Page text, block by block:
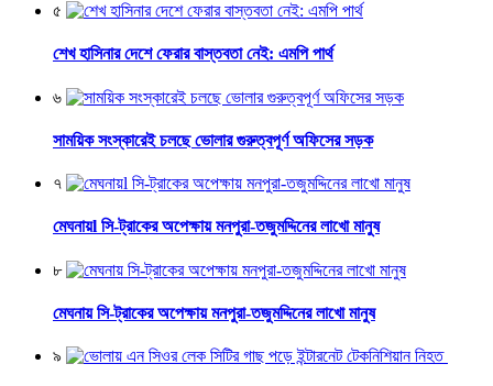
৫
শেখ হাসিনার দেশে ফেরার বাস্তবতা নেই: এমপি পার্থ
৬
সাময়িক সংস্কারেই চলছে ভোলার গুরুত্বপূর্ণ অফিসের সড়ক
৭
মেঘনায়l সি-ট্রাকের অপেক্ষায় মনপুরা-তজুমদ্দিনের লাখো মানুষ
৮
মেঘনায় সি-ট্রাকের অপেক্ষায় মনপুরা-তজুমদ্দিনের লাখো মানুষ
৯